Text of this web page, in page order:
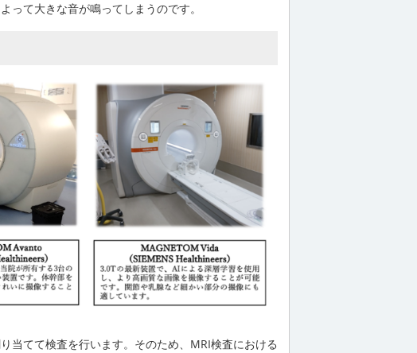
って大きな音が鳴ってしまうのです。
当てて検査を行います。そのため、MRI検査における